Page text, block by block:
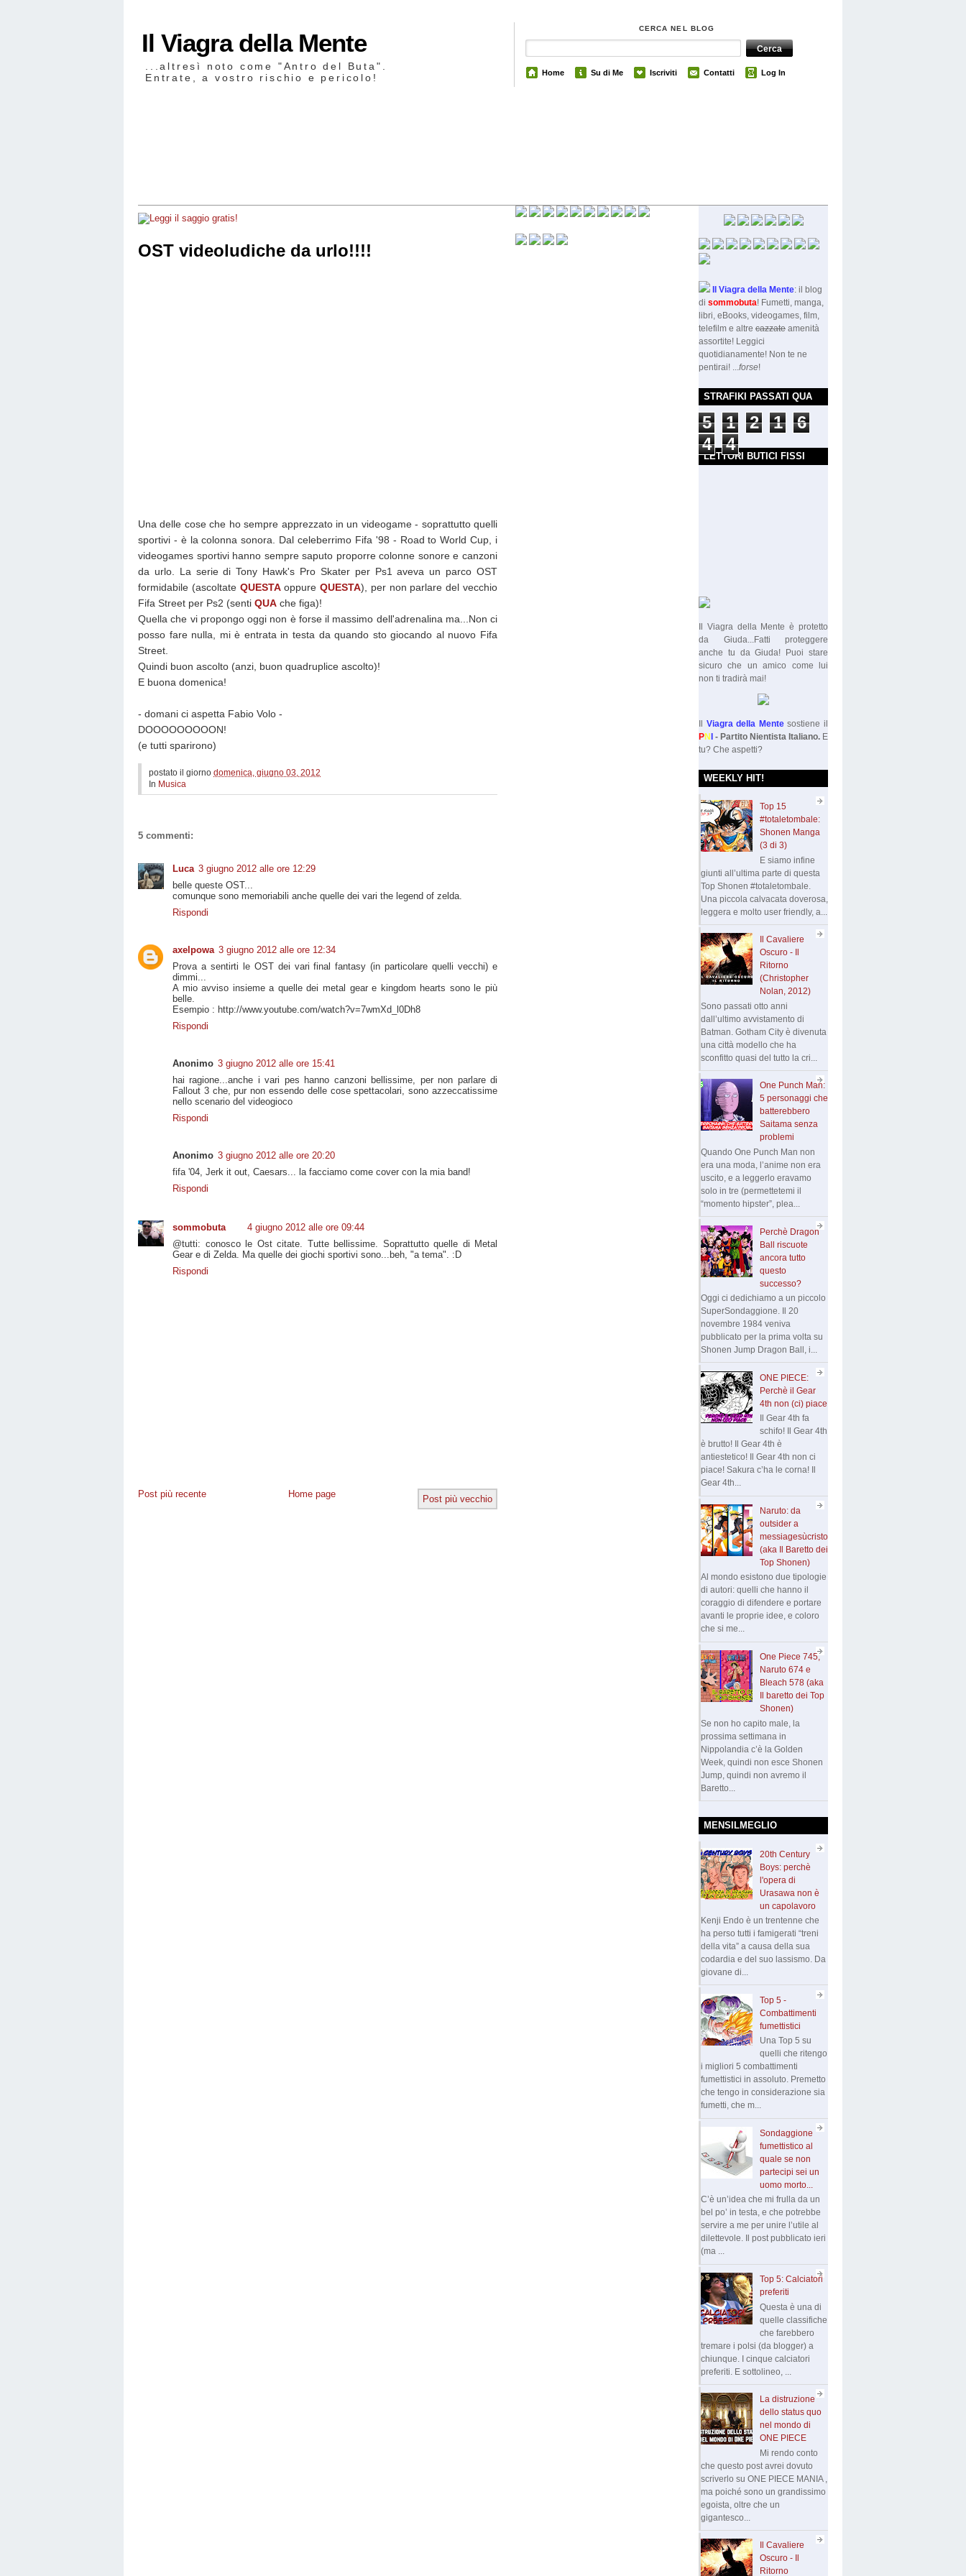
Il Viagra della Mente
...altresì noto come "Antro del Buta".
Entrate, a vostro rischio e pericolo!
CERCA NEL BLOG
Home Su di Me Iscriviti Contatti Log In
OST videoludiche da urlo!!!!
Una delle cose che ho sempre apprezzato in un videogame - soprattutto quelli
sportivi - è la colonna sonora. Dal celeberrimo Fifa '98 - Road to World Cup, i
videogames sportivi hanno sempre saputo proporre colonne sonore e canzoni
da urlo. La serie di Tony Hawk's Pro Skater per Ps1 aveva un parco OST
formidabile (ascoltate QUESTAoppureQUESTA), per non parlare del vecchio
Fifa Street per Ps2 (senti QUA che figa)!
Quella che vi propongo oggi non è forse il massimo dell'adrenalina ma...Non ci
posso fare nulla, mi è entrata in testa da quando sto giocando al nuovo Fifa
Street.
Quindi buon ascolto (anzi, buon quadruplice ascolto)!
E buona domenica!
- domani ci aspetta Fabio Volo -
DOOOOOOOOON!
(e tutti sparirono)
postato il giorno domenica, giugno 03, 2012
In Musica
5 commenti:
Luca 3 giugno 2012 alle ore 12:29
belle queste OST...
comunque sono memoriabili anche quelle dei vari the legend of zelda.
Rispondi
axelpowa 3 giugno 2012 alle ore 12:34
Prova a sentirti le OST dei vari final fantasy (in particolare quelli vecchi) e
dimmi...
A mio avviso insieme a quelle dei metal gear e kingdom hearts sono le più
belle.
Esempio : http://www.youtube.com/watch?v=7wmXd_l0Dh8
Rispondi
Anonimo 3 giugno 2012 alle ore 15:41
hai ragione...anche i vari pes hanno canzoni bellissime, per non parlare di
Fallout 3 che, pur non essendo delle cose spettacolari, sono azzeccatissime
nello scenario del videogioco
Rispondi
Anonimo 3 giugno 2012 alle ore 20:20
fifa '04, Jerk it out, Caesars... la facciamo come cover con la mia band!
Rispondi
sommobuta
4 giugno 2012 alle ore 09:44
@tutti: conosco le Ost citate. Tutte bellissime. Soprattutto quelle di Metal
Gear e di Zelda. Ma quelle dei giochi sportivi sono...beh, "a tema". :D
Rispondi
Post più recente Post più vecchio
Home page
Il Viagra della Mente: il blog
di sommobuta! Fumetti, manga,
libri, eBooks, videogames, film,
telefilm e altre cazzate amenità
assortite! Leggici
quotidianamente! Non te ne
pentirai! ...forse!
STRAFIKI PASSATI QUA
5 1 2 1
6
4
4
LETTORI BUTICI FISSI
Il Viagra della Mente è protetto
da Giuda...Fatti proteggere
anche tu da Giuda! Puoi stare
sicuro che un amico come lui
non ti tradirà mai!
Il Viagra della Mentesostiene il
PNI - Partito Nientista Italiano. E
tu? Che aspetti?
WEEKLY HIT!
Top 15
#totaletombale:
Shonen Manga
(3 di 3)
E siamo infine
giunti all’ultima parte di questa
Top Shonen #totaletombale.
Una piccola calvacata doverosa,
leggera e molto user friendly, a...
Il Cavaliere
Oscuro - Il
Ritorno
(Christopher
Nolan, 2012)
Sono passati otto anni
dall’ultimo avvistamento di
Batman. Gotham City è divenuta
una città modello che ha
sconfitto quasi del tutto la cri...
One Punch Man:
5 personaggi che
batterebbero
Saitama senza
problemi
Quando One Punch Man non
era una moda, l’anime non era
uscito, e a leggerlo eravamo
solo in tre (permettetemi il
“momento hipster”, plea...
Perchè Dragon
Ball riscuote
ancora tutto
questo
successo?
Oggi ci dedichiamo a un piccolo
SuperSondaggione. Il 20
novembre 1984 veniva
pubblicato per la prima volta su
Shonen Jump Dragon Ball, i...
ONE PIECE:
Perchè il Gear
4th non (ci) piace
Il Gear 4th fa
schifo! Il Gear 4th
è brutto! Il Gear 4th è
antiestetico! Il Gear 4th non ci
piace! Sakura c’ha le corna! Il
Gear 4th...
Naruto: da
outsider a
messiagesùcristo
(aka Il Baretto dei
Top Shonen)
Al mondo esistono due tipologie
di autori: quelli che hanno il
coraggio di difendere e portare
avanti le proprie idee, e coloro
che si me...
One Piece 745,
Naruto 674 e
Bleach 578 (aka
Il baretto dei Top
Shonen)
Se non ho capito male, la
prossima settimana in
Nippolandia c’è la Golden
Week, quindi non esce Shonen
Jump, quindi non avremo il
Baretto...
MENSILMEGLIO
20th Century
Boys: perchè
l'opera di
Urasawa non è
un capolavoro
Kenji Endo è un trentenne che
ha perso tutti i famigerati “treni
della vita” a causa della sua
codardia e del suo lassismo. Da
giovane di...
Top 5 -
Combattimenti
fumettistici
Una Top 5 su
quelli che ritengo
i migliori 5 combattimenti
fumettistici in assoluto. Premetto
che tengo in considerazione sia
fumetti, che m...
Sondaggione
fumettistico al
quale se non
partecipi sei un
uomo morto...
C’è un’idea che mi frulla da un
bel po’ in testa, e che potrebbe
servire a me per unire l’utile al
dilettevole. Il post pubblicato ieri
(ma ...
Top 5: Calciatori
preferiti
Questa è una di
quelle classifiche
che farebbero
tremare i polsi (da blogger) a
chiunque. I cinque calciatori
preferiti. E sottolineo, ...
La distruzione
dello status quo
nel mondo di
ONE PIECE
Mi rendo conto
che questo post avrei dovuto
scriverlo su ONE PIECE MANIA ,
ma poiché sono un grandissimo
egoista, oltre che un
gigantesco...
Il Cavaliere
Oscuro - Il
Ritorno